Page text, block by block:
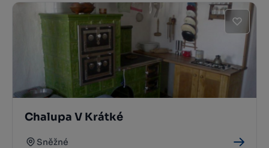
Chalupa V Krátké
Sněžné